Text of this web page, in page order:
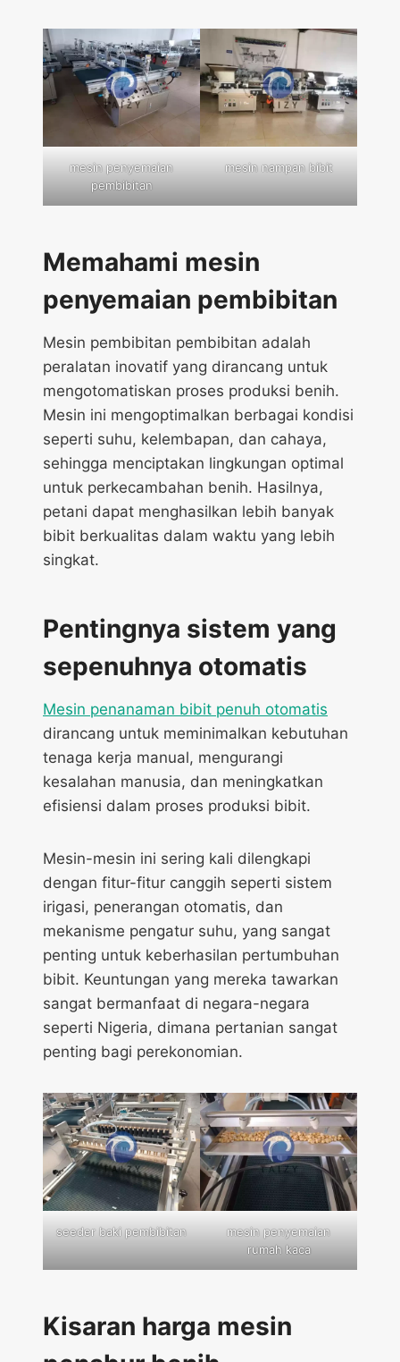
mesin penyemaian
pembibitan
mesin nampan bibit
Memahami mesin
penyemaian pembibitan
Mesin pembibitan pembibitan adalah
peralatan inovatif yang dirancang untuk
mengotomatiskan proses produksi benih.
Mesin ini mengoptimalkan berbagai kondisi
seperti suhu, kelembapan, dan cahaya,
sehingga menciptakan lingkungan optimal
untuk perkecambahan benih. Hasilnya,
petani dapat menghasilkan lebih banyak
bibit berkualitas dalam waktu yang lebih
singkat.
Pentingnya sistem yang
sepenuhnya otomatis
Mesin penanaman bibit penuh otomatis
dirancang untuk meminimalkan kebutuhan
tenaga kerja manual, mengurangi
kesalahan manusia, dan meningkatkan
efisiensi dalam proses produksi bibit.
Mesin-mesin ini sering kali dilengkapi
dengan fitur-fitur canggih seperti sistem
irigasi, penerangan otomatis, dan
mekanisme pengatur suhu, yang sangat
penting untuk keberhasilan pertumbuhan
bibit. Keuntungan yang mereka tawarkan
sangat bermanfaat di negara-negara
seperti Nigeria, dimana pertanian sangat
penting bagi perekonomian.
seeder baki pembibitan
mesin penyemaian
rumah kaca
Kisaran harga mesin